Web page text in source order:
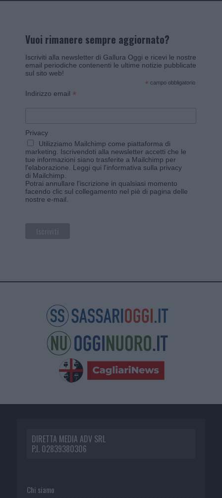
Vuoi rimanere sempre aggiornato?
Iscriviti alla newsletter di Gallura Oggi e ricevi le nostre
email periodiche contenenti le ultime notizie pubblicate
sul sito web!
* campo obbligatorio
Indirizzo email *
Privacy
Utilizziamo Mailchimp come piattaforma di
marketing. Iscrivendoti alla newsletter accetti che le
tue informazioni siano trasferite a Mailchimp per
l'elaborazione. Leggi qui l'informativa sulla privacy
di Mailchimp.
Potrai annullare l'iscrizione in qualsiasi momento
facendo clic sul collegamento nel piè di pagina delle
nostre e-mail.
DIRETTA MEDIA ADV SRL
P.I. 02839380306
Chi siamo